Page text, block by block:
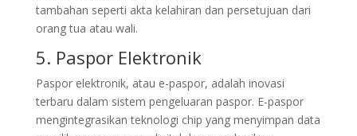
tambahan seperti akta kelahiran dan persetujuan dari
orang tua atau wali.
5. Paspor Elektronik
Paspor elektronik, atau e-paspor, adalah inovasi
terbaru dalam sistem pengeluaran paspor. E-paspor
mengintegrasikan teknologi chip yang menyimpan data